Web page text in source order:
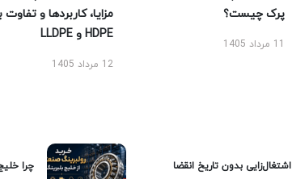
پرک چیست؟
11 مرداد 1405
مزایا، کاربردها و تفاوت
HDPE و LLDPE
12 مرداد 1405
اشتغال‌زایی بدون تاریخ انقضا
چرا